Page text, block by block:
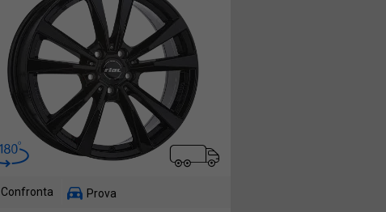
Confronta Prova